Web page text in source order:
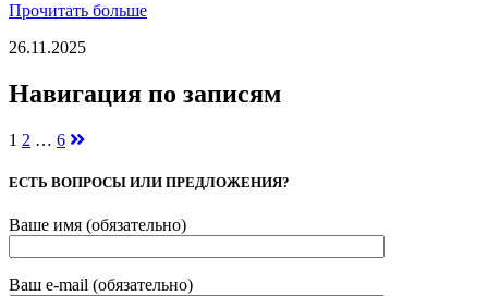
Прочитать больше
26.11.2025
Навигация по записям
1 2 … 6
ЕСТЬ ВОПРОСЫ ИЛИ ПРЕДЛОЖЕНИЯ?
Ваше имя (обязательно)
Ваш e-mail (обязательно)